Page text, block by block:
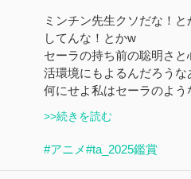
ミンチン先生クソだな！
してんな！とかw
セーラの持ち前の聡明さ
活環境にもよるんだろうな
何にせよ私はセーラのよ
>>続きを読む
#アニメ#ta_2025鑑賞